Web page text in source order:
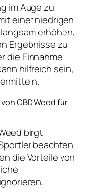
im Auge zu
einer niedrigen
erhöhen,
Ergebnisse zu
die Einnahme
hilfreich sein,
CBD Weed für
birgt
beachten
die Vorteile von